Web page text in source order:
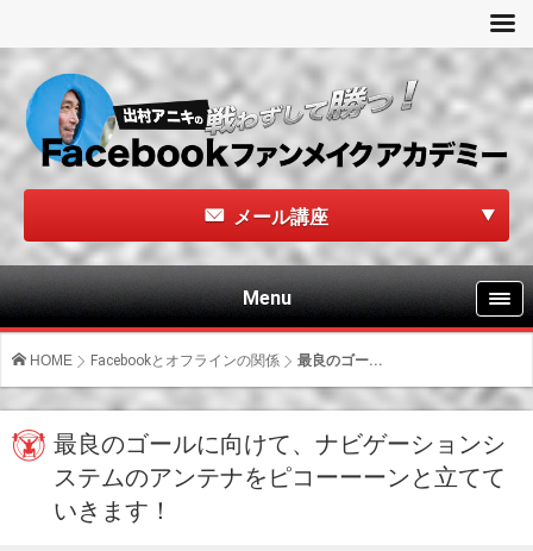
メール講座
Menu
HOME Facebookとオフラインの関係 最良のゴー...
最良のゴールに向けて、ナビゲーションシ
ステムのアンテナをピコーーーンと立てて
いきます！